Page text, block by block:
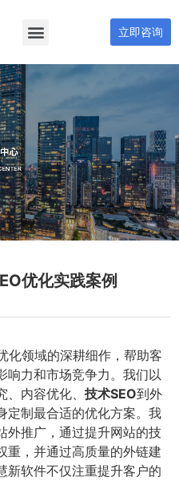
立即咨询
优化实践案例
化领域的深耕细作，帮助客
响力和市场竞争力。我们以
内容优化、 技术SEO到外
定制最合适的优化方案。我
外推广，通过提升网站的技
重，并通过高质量的外链建
新软件不仅注重提升客户的